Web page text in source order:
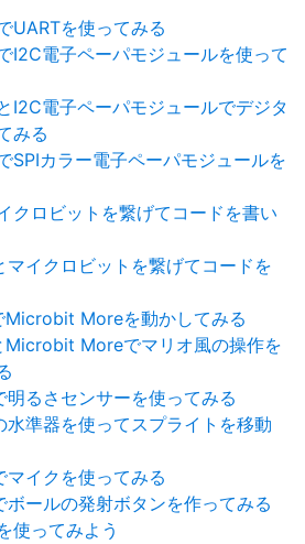
UARTを使ってみる
I2C電子ペーパモジュールを使って
I2C電子ペーパモジュールでデジタ
みる
SPIカラー電子ペーパモジュールを
クロビットを繋げてコードを書い
イクロビットを繋げてコードを
Microbit Moreを動かしてみる
Microbit Moreでマリオ風の操作を
るさセンサーを使ってみる
準器を使ってスプライトを移動
イクを使ってみる
ールの発射ボタンを作ってみる
使ってみよう